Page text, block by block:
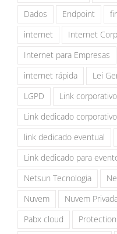
Dados
Endpoint
internet
Internet
Internet para Empresas
internet rápida
Lei
LGPD
Link corporativo
Link dedicado corporativo
link dedicado eventual
Link dedicado para
Netsun Tecnologia
Nuvem
Nuvem
Pabx cloud